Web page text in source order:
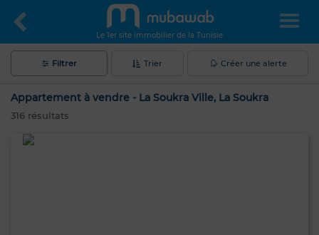
Le 1er site immobilier de la Tunisie
Filtrer Trier Créer une alerte
Appartement à vendre - La Soukra Ville, La Soukra
316 résultats